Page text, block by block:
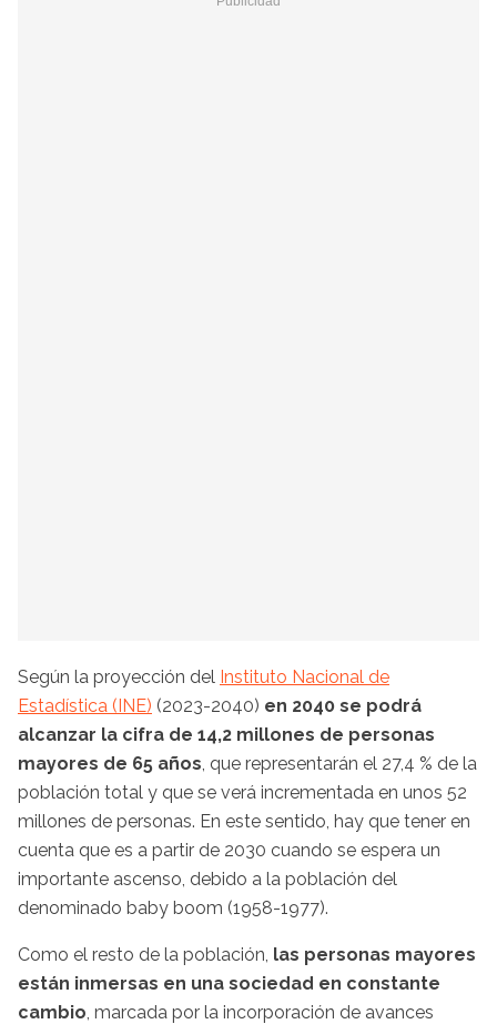
Según la proyección del Instituto Nacional de
Estadística (INE) (2023-2040) en 2040 se podrá
alcanzar la cifra de 14,2 millones de personas
mayores de 65 años, que representarán el 27,4 % de la
población total y que se verá incrementada en unos 52
millones de personas. En este sentido, hay que tener en
cuenta que es a partir de 2030 cuando se espera un
importante ascenso, debido a la población del
denominado baby boom (1958-1977).
Como el resto de la población, las personas mayores
están inmersas en una sociedad en constante
cambio, marcada por la incorporación de avances